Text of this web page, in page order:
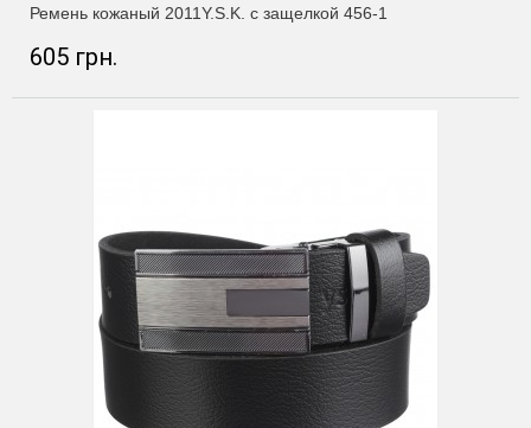
Ремень кожаный 2011Y.S.K. с защелкой 456-1
605 грн.